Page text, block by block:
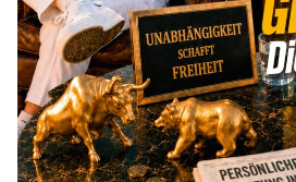
WEITEREzurück
Act geben die Richtung
mehr